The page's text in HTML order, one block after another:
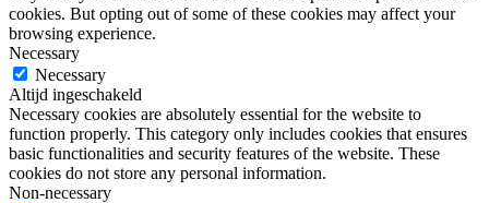
cookies. But opting out of some of these cookies may affect your
browsing experience.
Necessary
Necessary
Altijd ingeschakeld
Necessary cookies are absolutely essential for the website to
function properly. This category only includes cookies that ensures
basic functionalities and security features of the website. These
cookies do not store any personal information.
Non-necessary